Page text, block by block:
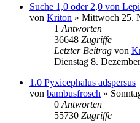
Suche 1,0 oder 2,0 von
von Kriton » Mittwoch 25.
1 Antworten
36648 Zugriffe
Letzter Beitrag von
Dienstag 8.
1.0 Pyxicephalus adspersus
von bambusfrosch »
0 Antworten
55730 Zugriffe